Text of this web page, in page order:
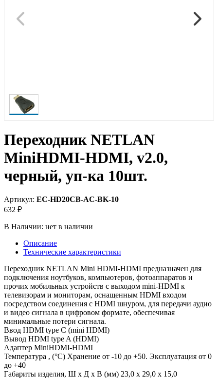
Переходник NETLAN
MiniHDMI-HDMI, v2.0,
черный, уп-ка 10шт.
Артикул: EC-HD20CB-AС-BK-10
632 ₽
В Наличии: нет в наличии
Описание
Технические характеристики
Переходник NETLAN Mini HDMI-HDMI предназначен для
подключения ноутбуков, компьютеров, фотоаппаратов и
прочих мобильных устройств с выходом mini-HDMI к
телевизорам и мониторам, оснащенным HDMI входом
посредством соединения с HDMI шнуром, для передачи аудио
и видео сигнала в цифровом формате, обеспечивая
минимальные потери сигнала.
Ввод HDMI type C (mini HDMI)
Вывод HDMI type A (HDMI)
Адаптер MiniHDMI-HDMI
Температура , (°C) Хранение от -10 до +50. Эксплуатация от 0
до +40
Габариты изделия, Ш x Д x В (мм) 23,0 x 29,0 x 15,0